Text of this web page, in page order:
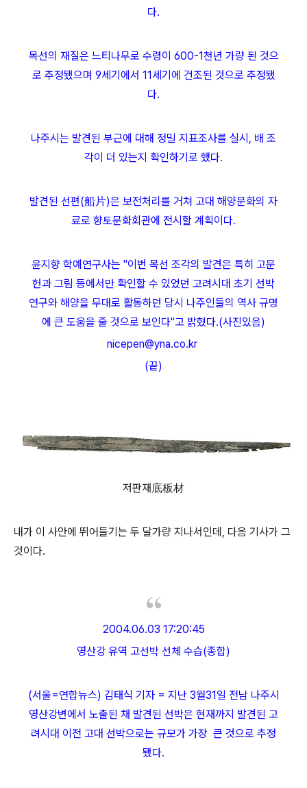
다.
목선의 재질은 느티나무로 수령이 600-1천년 가량 된 것으
로 추정됐으며 9세기에서 11세기에 건조된 것으로 추정됐
다.
나주시는 발견된 부근에 대해 정밀 지표조사를 실시, 배 조
각이 더 있는지 확인하기로 했다.
발견된 선편(船片)은 보전처리를 거쳐 고대 해양문화의 자
료로 향토문화회관에 전시할 계획이다.
윤지향 학예연구사는 "이번 목선 조각의 발견은 특히 고문
헌과 그림 등에서만 확인할 수 있었던 고려시대 초기 선박
연구와 해양을 무대로 활동하던 당시 나주인들의 역사 규명
에 큰 도움을 줄 것으로 보인다"고 밝혔다.(사진있음)
nicepen@yna.co.kr
(끝)
저판재底板材
내가 이 사안에 뛰어들기는 두 달가량 지나서인데, 다음 기사가 그
것이다.
2004.06.03 17:20:45
영산강 유역 고선박 선체 수습(종합)
(서울=연합뉴스) 김태식 기자 = 지난 3월31일 전남 나주시
영산강변에서 노출된 채 발견된 선박은 현재까지 발견된 고
려시대 이전 고대 선박으로는 규모가 가장 큰 것으로 추정
됐다.